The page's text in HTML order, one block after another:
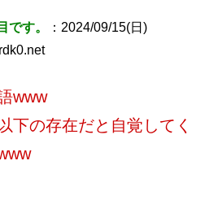
です。
：2024/09/15(日)
www
下の存在だと自覚してく